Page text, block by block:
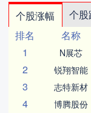
个股涨幅 个
排名
名称
1
N展芯
2 锐翔智能
3 志特新材
4 博腾股份